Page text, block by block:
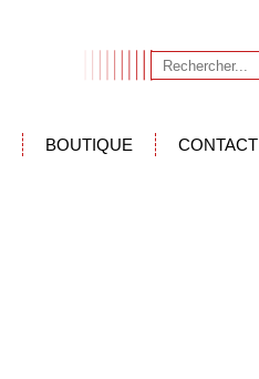
BOUTIQUE CONTACT